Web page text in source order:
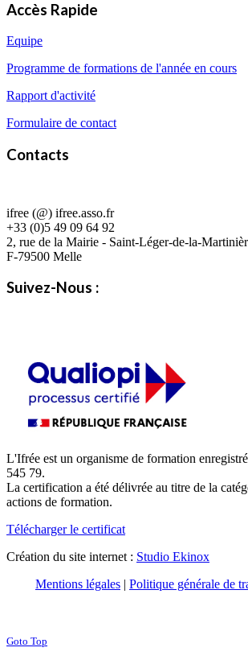
Accès Rapide
Equipe
Programme de formations de l'année en cours
Rapport d'activité
Formulaire de contact
Contacts
ifree (@) ifree.asso.fr
+33 (0)5 49 09 64 92
2, rue de la Mairie - Saint-Léger-de-la-
F-79500 Melle
Suivez-Nous :
L'Ifrée est un organisme de formation
545 79.
La certification a été délivrée au titre de la
actions de formation.
Télécharger le certificat
Création du site internet : Studio Ekinox
Mentions légales | Politique générale de
Goto Top